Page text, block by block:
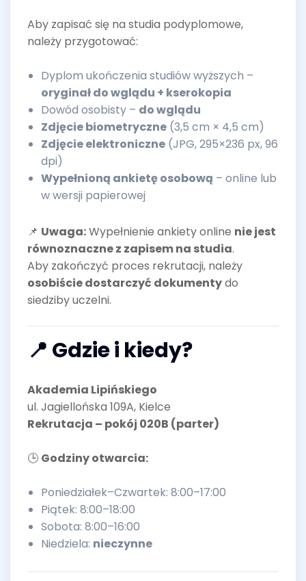
Aby zapisać się na studia podyplomowe,
należy przygotować:
Dyplom ukończenia studiów wyższych –
oryginał do wglądu + kserokopia
Dowód osobisty – do wglądu
Zdjęcie biometryczne (3,5 cm × 4,5 cm)
Zdjęcie elektroniczne (JPG, 295×236 px, 96
dpi)
Wypełnioną ankietę osobową – online lub
w wersji papierowej
📌 Uwaga:Wypełnienie ankiety online nie jest
równoznaczne z zapisem na studia.
Aby zakończyć proces rekrutacji, należy
osobiście dostarczyć dokumentydo
siedziby uczelni.
📍 Gdzie i kiedy?
Akademia Lipińskiego
ul. Jagiellońska 109A, Kielce
Rekrutacja – pokój 020B (parter)
🕒 Godziny otwarcia:
Poniedziałek–Czwartek: 8:00–17:00
Piątek: 8:00–18:00
Sobota: 8:00–16:00
Niedziela: nieczynne